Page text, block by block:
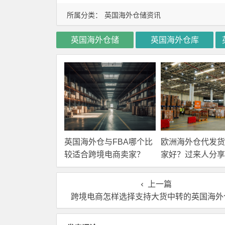
所属分类： 英国海外仓储资讯
英国海外仓储 英国海外仓库
英国海外仓与FBA哪个比
较适合跨境电商卖家？
欧洲海外仓代发
家好？过来人分
上一篇
跨境电商怎样选择支持大货中转的英国海